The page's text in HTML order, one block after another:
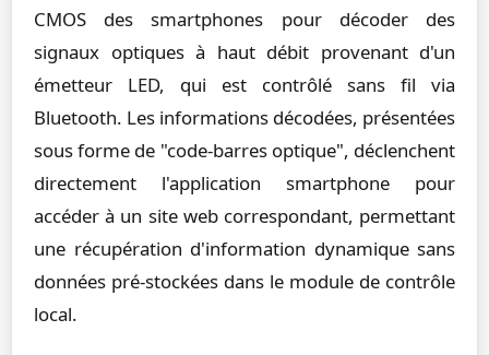
CMOS des smartphones pour décoder des
signaux optiques à haut débit provenant d'un
émetteur LED, qui est contrôlé sans fil via
Bluetooth. Les informations décodées, présentées
sous forme de "code-barres optique", déclenchent
directement l'application smartphone pour
accéder à un site web correspondant, permettant
une récupération d'information dynamique sans
données pré-stockées dans le module de contrôle
local.